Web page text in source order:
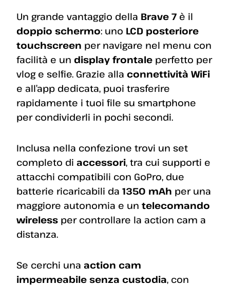
Un grande vantaggio della Brave 7 è il
doppio schermo: uno LCD posteriore
touchscreen per navigare nel menu con
facilità e un display frontale perfetto per
vlog e selfie. Grazie alla connettività WiFi
e all’app dedicata, puoi trasferire
rapidamente i tuoi file su smartphone
per condividerli in pochi secondi.
Inclusa nella confezione trovi un set
completo di accessori, tra cui supporti e
attacchi compatibili con GoPro, due
batterie ricaricabili da 1350 mAh per una
maggiore autonomia e un telecomando
wireless per controllare la action cam a
distanza.
Se cerchi una action cam
impermeabile senza custodia, con